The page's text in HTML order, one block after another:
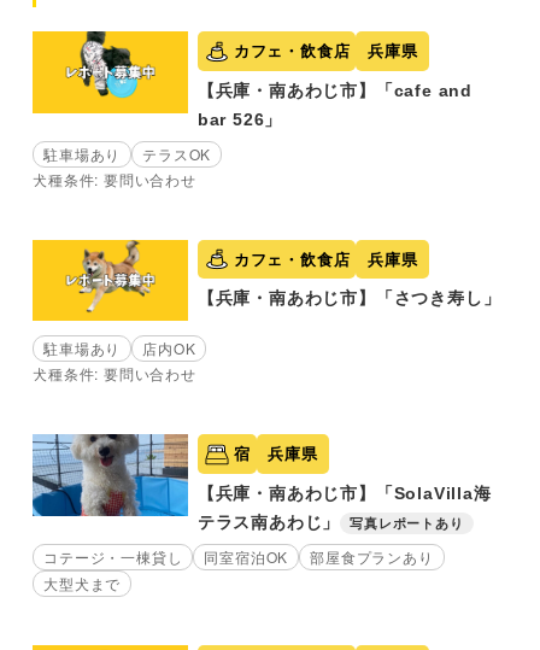
カフェ・飲食店 兵庫県
【兵庫・南あわじ市】「cafe and
bar 526」
駐車場あり
テラスOK
犬種条件: 要問い合わせ
カフェ・飲食店 兵庫県
【兵庫・南あわじ市】「さつき寿し」
駐車場あり
店内OK
犬種条件: 要問い合わせ
宿 兵庫県
【兵庫・南あわじ市】「SolaVilla海
テラス南あわじ」
写真レポートあり
コテージ・一棟貸し 同室宿泊OK
部屋食プランあり
大型犬まで